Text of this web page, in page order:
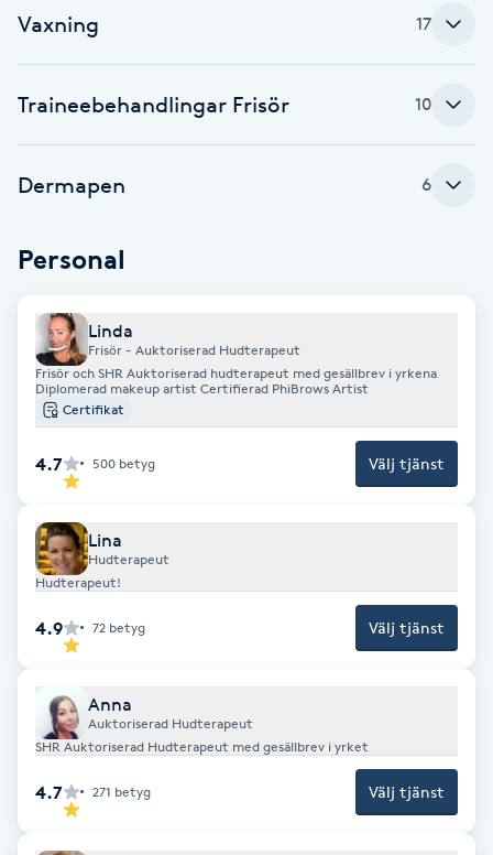
F
Faceliftmassage
Fettreducering
Fibromassage
Fillers
Fotmassage
Fotsvamp
Fotvård
Fransar
Fransborttagning
Fransfärgning
Fransförlängning
Vaxning 17
Traineebehandlingar Frisör 10
Dermapen 6
Personal
Linda
Frisör - Auktoriserad Hudterapeut
Frisör och SHR Auktoriserad hudterapeut med gesällbrev i yrkena
Diplomerad makeup artist Certifierad PhiBrows Artist
Certifikat
4.7 500 betyg Välj tjänst
Lina
Hudterapeut
Hudterapeut!
4.9 72 betyg Välj tjänst
Anna
Auktoriserad Hudterapeut
SHR Auktoriserad Hudterapeut med gesällbrev i yrket
4.7 271 betyg Välj tjänst